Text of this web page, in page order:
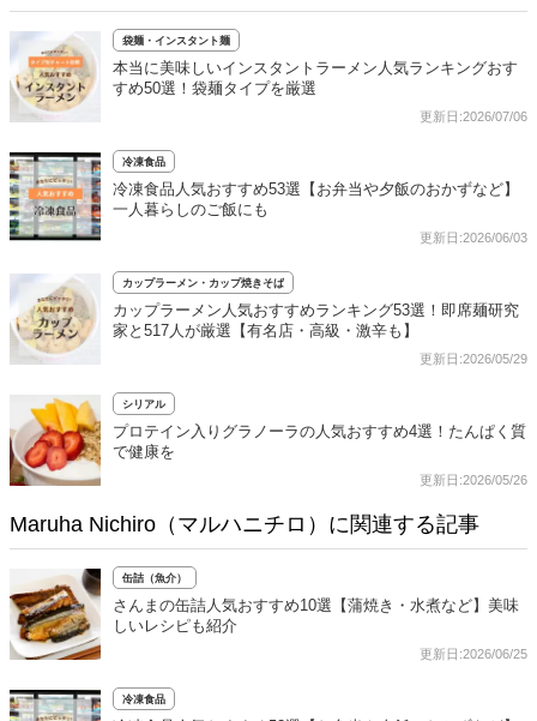
袋麺・インスタント麺
本当に美味しいインスタントラーメン人気ランキングおす
すめ50選！袋麺タイプを厳選
更新日:2026/07/06
冷凍食品
冷凍食品人気おすすめ53選【お弁当や夕飯のおかずなど】
一人暮らしのご飯にも
更新日:2026/06/03
カップラーメン・カップ焼きそば
カップラーメン人気おすすめランキング53選！即席麺研究
家と517人が厳選【有名店・高級・激辛も】
更新日:2026/05/29
シリアル
プロテイン入りグラノーラの人気おすすめ4選！たんぱく質
で健康を
更新日:2026/05/26
Maruha Nichiro（マルハニチロ）に関連する記事
缶詰（魚介）
さんまの缶詰人気おすすめ10選【蒲焼き・水煮など】美味
しいレシピも紹介
更新日:2026/06/25
冷凍食品